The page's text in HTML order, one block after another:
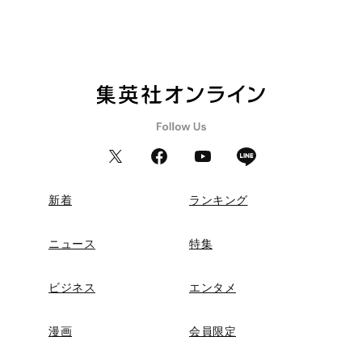
新着 ランキング
ニュース 特集
ビジネス エンタメ
漫画 会員限定